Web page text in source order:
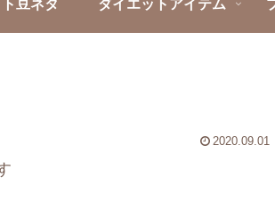
豆ネタ ダイエットアイテム
2020.09.01